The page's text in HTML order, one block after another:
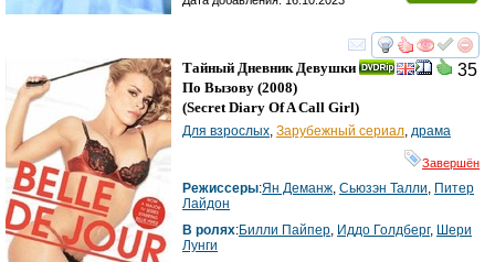
смотреть
35
Тайный Дневник Девушки
По Вызову (2008)
(Secret Diary Of A Call Girl)
Для взрослых, Зарубежный сериал, драма
Завершён
Режиссеры:Ян Деманж, Сьюзэн Талли, Питер
Лайдон
В ролях:Билли Пайпер, Иддо Голдберг, Шери
Лунги